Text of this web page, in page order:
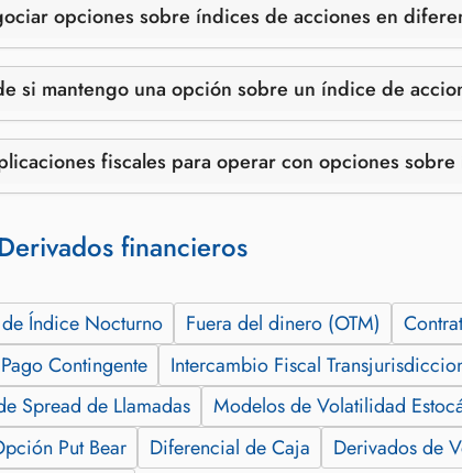
opciones sobre índices de acciones en
si mantengo una opción sobre un índice de
fiscales para operar con opciones
financieros
Índice Nocturno Fuera del dinero (OTM)
Contingente
Intercambio Fiscal
Spread de Llamadas
Modelos de Volatilidad
Put Bear
Diferencial de Caja Derivados de